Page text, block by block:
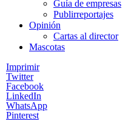
Guía de empresas
Publirreportajes
Opinión
Cartas al director
Mascotas
Imprimir
Twitter
Facebook
LinkedIn
WhatsApp
Pinterest